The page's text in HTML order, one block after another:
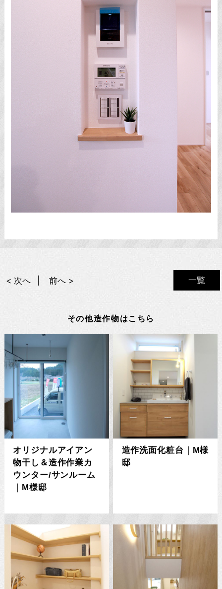
一覧
< 次へ 前へ >
その他造作物はこちら
オリジナルアイアン
物干し＆造作作業カ
ウンター/サンルーム
｜M様邸
造作洗面化粧台｜M様
邸